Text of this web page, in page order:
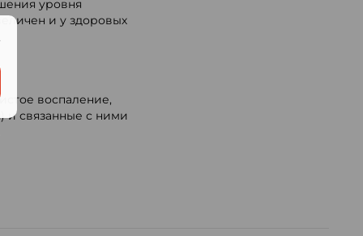
уровня
и у здоровых
воспаление,
и связанные с ними